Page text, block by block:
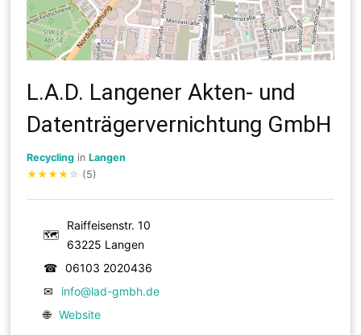
L.A.D. Langener Akten- und
Datenträgervernichtung GmbH
Recycling inLangen
★★★★ ☆ (5)
🗺
Raiffeisenstr. 10
63225 Langen
☎
06103 2020436
✉
info@lad-gmbh.de
🌐 Website